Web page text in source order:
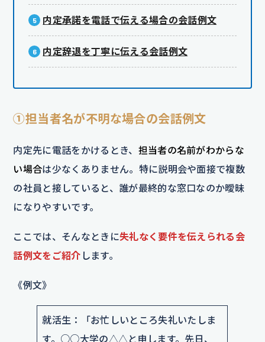
内定承諾を電話で伝える場合の会話例文
内定辞退を丁寧に伝える会話例文
①担当者名が不明な場合の会話例文
内定先に電話をかけるとき、 担当者の名前がわからな
い場合は少なくありません。特に説明会や面接で複数
の社員と接していると、誰が最終的な窓口なのか曖昧
になりやすいです。
ここでは、そんなときに失礼なく要件を伝えられる会
話例文をご紹介 します。
《例文》
就活生：「お忙しいところ失礼いたしま
す。○○大学の△△と申します。先日、